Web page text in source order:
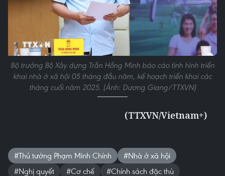
Bộ trưởng Bộ Xây dựng Trần Hồng Minh báo cáo tình hình triển
khai nhà ở xã hội 05 tháng đầu năm, kế hoạch triển khai các
tháng cuối năm 2025. (Ảnh: Dương Giang/TTXVN)
(TTXVN/Vietnam+)
#Thủ tướng Phạm Minh Chính
#Nhà ở xã hội
#Nghị quyết
#Cơ chế #Chính sách đặc thù